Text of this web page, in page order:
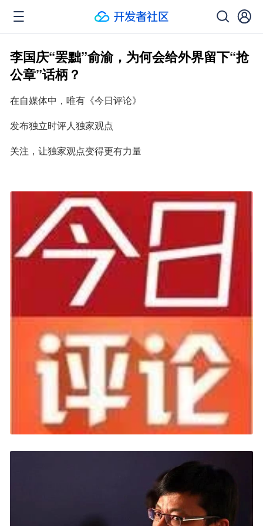
李国庆“罢黜”俞渝，为何会给外界留下“抢
公章”话柄？
在自媒体中，唯有《今日评论》
发布独立时评人独家观点
关注，让独家观点变得更有力量